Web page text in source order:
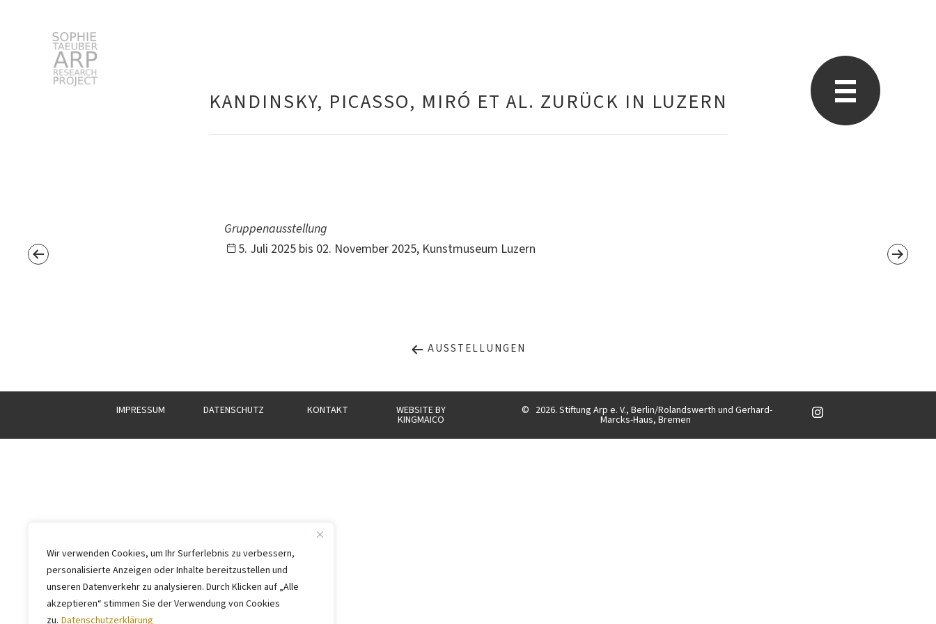
Wir verwenden Cookies, um Ihr Surferlebnis zu verbessern,
personalisierte Anzeigen oder Inhalte bereitzustellen und
unseren Datenverkehr zu analysieren. Durch Klicken auf „Alle
akzeptieren“ stimmen Sie der Verwendung von Cookies
zu. Datenschutzerklärung
Suchen
KANDINSKY, PICASSO, MIRÓ ET AL. ZURÜCK IN LUZERN
Gruppenausstellung
5. Juli 2025 bis 02. November 2025, Kunstmuseum Luzern
AUSSTELLUNGEN
IMPRESSUM DATENSCHUTZ KONTAKT WEBSITE BY
KINGMAICO
© 2026. Stiftung Arp e. V., Berlin/Rolandswerth und Gerhard-
Marcks-Haus, Bremen